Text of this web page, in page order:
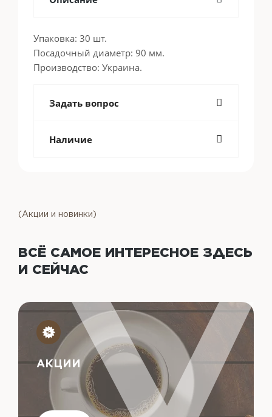
Упаковка: 30 шт.
Посадочный диаметр: 90 мм.
Производство: Украина.
Задать вопрос
Наличие
(Акции и новинки)
ВСЁ САМОЕ ИНТЕРЕСНОЕ ЗДЕСЬ
И СЕЙЧАС
АКЦИИ